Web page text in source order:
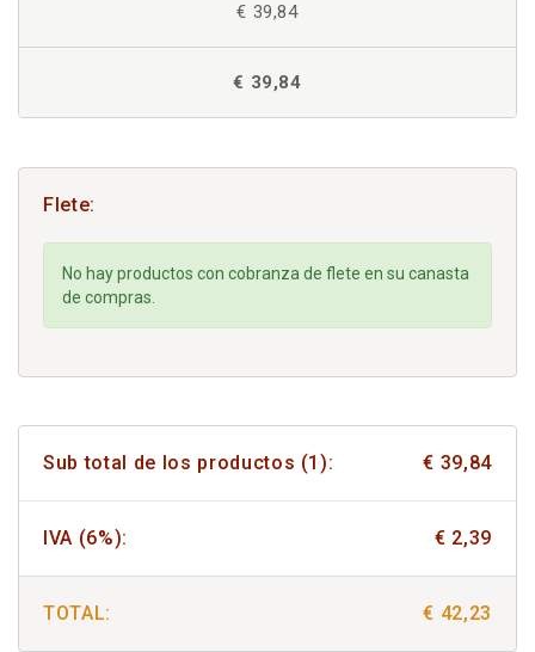
€ 39,84
€ 39,84
Flete:
No hay productos con cobranza de flete en su canasta
de compras.
Sub total de los productos (1): € 39,84
IVA (6%): € 2,39
TOTAL: € 42,23